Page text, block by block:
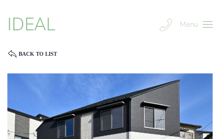
IDEAL Menu
BACK TO LIST